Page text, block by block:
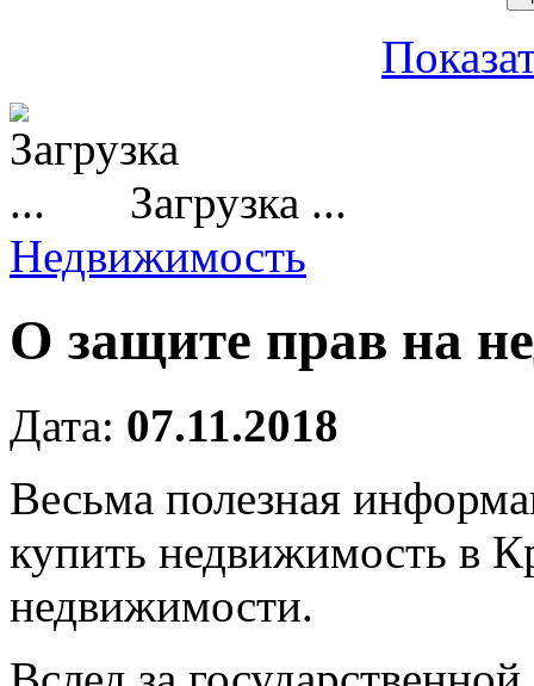
Загрузка ...
Недвижимость
О защите прав на
Дата: 07.11.2018
Весьма полезная
купить недвижимость в
недвижимости.